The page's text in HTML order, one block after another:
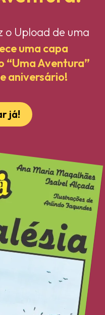
o Upload de uma
uma capa
“Uma Aventura”
aniversário!
já!